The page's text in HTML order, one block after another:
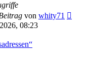
von whity71
08:23